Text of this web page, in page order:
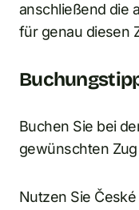
anschließend die
für genau diesen
Buchen Sie bei
gewünschten
Nutzen Sie